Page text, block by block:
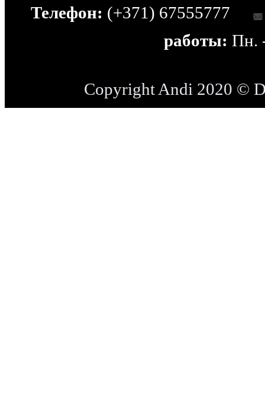
Телефон: (+371) 67555777
работы: Пн.
Copyright Andi 2020 ©